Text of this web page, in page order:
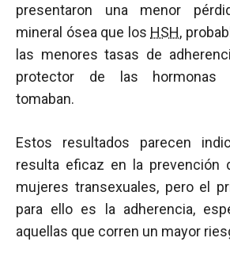
presentaron una menor
mineral ósea que los HSH,
las menores tasas de
protector de las hormonas
tomaban.
Estos resultados parecen
resulta eficaz en la prevención
mujeres transexuales, pero el
para ello es la adherencia,
aquellas que corren un mayor